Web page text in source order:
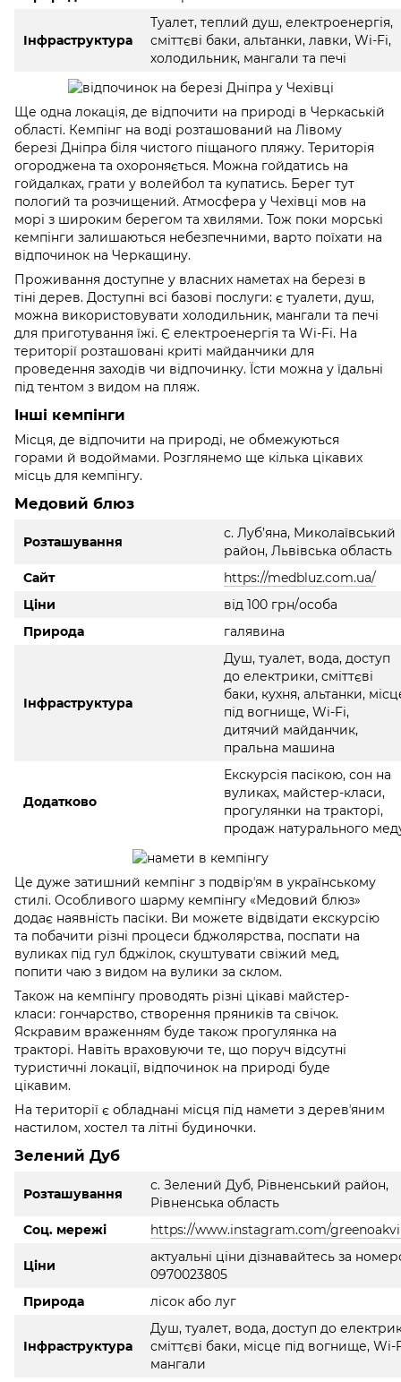
Інфраструктура
Туалет, теплий душ, електроенергія,
сміттєві баки, альтанки, лавки, Wi-Fi,
холодильник, мангали та печі
Ще одна локація, де відпочити на природі в Черкаській
області. Кемпінг на воді розташований на Лівому
березі Дніпра біля чистого піщаного пляжу. Територія
огороджена та охороняється. Можна гойдатись на
гойдалках, грати у волейбол та купатись. Берег тут
пологий та розчищений. Атмосфера у Чехівці мов на
морі з широким берегом та хвилями. Тож поки морські
кемпінги залишаються небезпечними, варто поїхати на
відпочинок на Черкащину.
Проживання доступне у власних наметах на березі в
тіні дерев. Доступні всі базові послуги: є туалети, душ,
можна використовувати холодильник, мангали та печі
для приготування їжі. Є електроенергія та Wi-Fi. На
території розташовані криті майданчики для
проведення заходів чи відпочинку. Їсти можна у їдальні
під тентом з видом на пляж.
Інші кемпінги
Місця, де відпочити на природі, не обмежуються
горами й водоймами. Розглянемо ще кілька цікавих
місць для кемпінгу.
Медовий блюз
Розташування
с. Луб’яна, Миколаївський
район, Львівська область
Сайт
https://medbluz.com.ua/
Ціни
від 100 грн/особа
Природа
галявина
Інфраструктура
Душ, туалет, вода, доступ
до електрики, сміттєві
баки, кухня, альтанки,
під вогнище, Wi-Fi,
дитячий майданчик,
пральна машина
Додатково
Екскурсія пасікою, сон на
вуликах, майстер-класи,
прогулянки на тракторі,
продаж натурального
Це дуже затишний кемпінг з подвірʼям в українському
стилі. Особливого шарму кемпінгу «Медовий блюз»
додає наявність пасіки. Ви можете відвідати екскурсію
та побачити різні процеси бджолярства, поспати на
вуликах під гул бджілок, скуштувати свіжий мед,
попити чаю з видом на вулики за склом.
Також на кемпінгу проводять різні цікаві майстер-
класи: гончарство, створення пряників та свічок.
Яскравим враженням буде також прогулянка на
тракторі. Навіть враховуючи те, що поруч відсутні
туристичні локації, відпочинок на природі буде
цікавим.
На території є обладнані місця під намети з деревʼяним
настилом, хостел та літні будиночки.
Зелений Дуб
Розташування
с. Зелений Дуб, Рівненський район,
Рівненська область
Соц. мережі
https://www.instagram.com/
Ціни
актуальні ціни дізнавайтесь за
0970023805
Природа
лісок або луг
Інфраструктура
Душ, туалет, вода, доступ до
сміттєві баки, місце під вогнище, Wi-
мангали